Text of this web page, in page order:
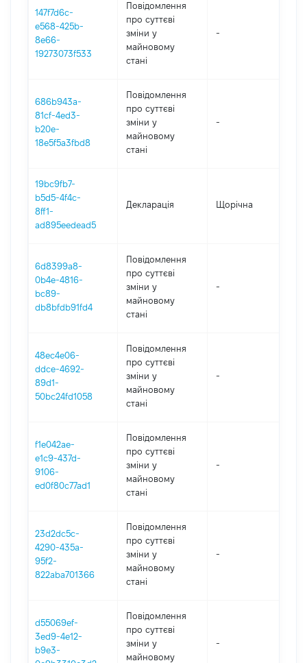
147f7d6c-
e568-425b-
8e66-
19273073f533
Повідомлення
про суттєві
зміни y
майновому
стані
-
686b943a-
81cf-4ed3-
b20e-
18e5f5a3fbd8
Повідомлення
про суттєві
зміни y
майновому
стані
-
19bc9fb7-
b5d5-4f4c-
8ff1-
ad895eedead5
Декларація Щорічна
6d8399a8-
0b4e-4816-
bc89-
db8bfdb91fd4
Повідомлення
про суттєві
зміни y
майновому
стані
-
48ec4e06-
ddce-4692-
89d1-
50bc24fd1058
Повідомлення
про суттєві
зміни y
майновому
стані
-
f1e042ae-
e1c9-437d-
9106-
ed0f80c77ad1
Повідомлення
про суттєві
зміни y
майновому
стані
-
23d2dc5c-
4290-435a-
95f2-
822aba701366
Повідомлення
про суттєві
зміни y
майновому
стані
-
d55069ef-
3ed9-4e12-
b9e3-
Повідомлення
про суттєві
зміни y
майновому
-